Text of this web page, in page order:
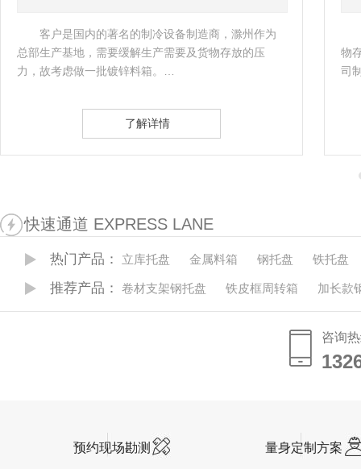
名的制冷设备制造商，滁州作为
缓解生产需要及货物存放的压
锌料箱。…
客户是一家外企公
物存储，南京飞天了解
司制定了相应的托盘方
快速通道 EXPRESS LANE
热门产品： 立库托盘 金属料箱 钢托盘 铁托盘
推荐产品： 卷材支架钢托盘 铁皮框周转箱 加长款
咨询
预约现场勘测 量身定制方案